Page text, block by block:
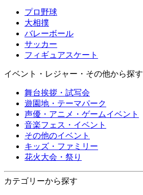
プロ野球
大相撲
バレーボール
サッカー
フィギュアスケート
イベント・レジャー・その他から探す
舞台挨拶・試写会
遊園地・テーマパーク
声優・アニメ・ゲームイベント
音楽フェス・イベント
その他のイベント
キッズ・ファミリー
花火大会・祭り
カテゴリーから探す